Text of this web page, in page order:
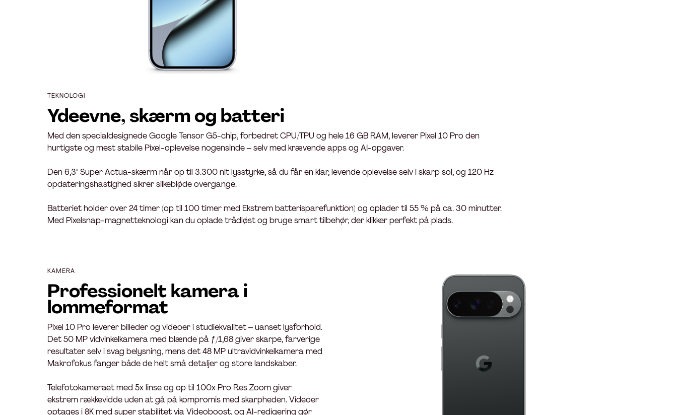
TEKNOLOGI
Ydeevne, skærm og batteri
Med den specialdesignede Google Tensor G5-chip, forbedret CPU/TPU og hele 16 GB RAM, leverer Pixel 10 Pro den
hurtigste og mest stabile Pixel-oplevelse nogensinde – selv med krævende apps og AI-opgaver.
Den 6,3" Super Actua-skærm når op til 3.300 nit lysstyrke, så du får en klar, levende oplevelse selv i skarp sol, og 120 Hz
opdateringshastighed sikrer silkebløde overgange.
Batteriet holder over 24 timer (op til 100 timer med Ekstrem batterisparefunktion) og oplader til 55 % på ca. 30 minutter.
Med Pixelsnap-magnetteknologi kan du oplade trådløst og bruge smart tilbehør, der klikker perfekt på plads.
KAMERA
Professionelt kamera i
lommeformat
Pixel 10 Pro leverer billeder og videoer i studiekvalitet – uanset lysforhold.
Det 50 MP vidvinkelkamera med blænde på ƒ/1,68 giver skarpe, farverige
resultater selv i svag belysning, mens det 48 MP ultravidvinkelkamera med
Makrofokus fanger både de helt små detaljer og store landskaber.
Telefotokameraet med 5x linse og op til 100x Pro Res Zoom giver
ekstrem rækkevidde uden at gå på kompromis med skarpheden. Videoer
optages i 8K med super stabilitet via Videoboost, og AI-redigering gør